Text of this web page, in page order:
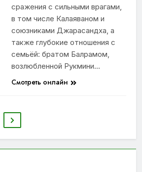
сражения с сильными врагами,
в том числе Калаяваном и
союзниками Джарасандха, а
также глубокие отношения с
семьёй: братом Балрамом,
возлюбленной Рукмини…
Смотреть онлайн